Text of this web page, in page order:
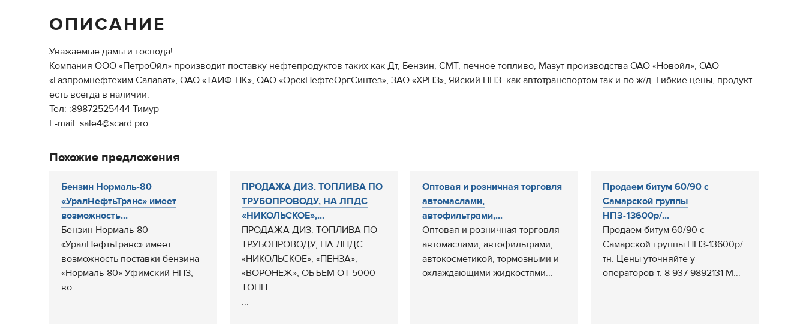
ОПИСАНИЕ
Уважаемые дамы и господа!
Компания ООО «ПетроОйл» производит поставку нефтепродуктов таких как Дт, Бензин, СМТ, печное топливо, Мазут производства ОАО «Новойл», ОАО
«Газпромнефтехим Салават», ОАО «ТАИФ-НК», ОАО «ОрскНефтеОргСинтез», ЗАО «ХРПЗ», Яйский НПЗ. как автотранспортом так и по ж/д. Гибкие цены, продукт
есть всегда в наличии.
Тел: :89872525444 Тимур
E-mail: sale4@scard.pro
Похожие предложения
Бензин Нормаль-80
«УралНефтьТранс» имеет
возможность...
Бензин Нормаль-80
«УралНефтьТранс» имеет
возможность поставки бензина
«Нормаль-80» Уфимский НПЗ,
во...
ПРОДАЖА ДИЗ. ТОПЛИВА ПО
ТРУБОПРОВОДУ, НА ЛПДС
«НИКОЛЬСКОЕ»,...
ПРОДАЖА ДИЗ. ТОПЛИВА ПО
ТРУБОПРОВОДУ, НА ЛПДС
«НИКОЛЬСКОЕ», «ПЕНЗА»,
«ВОРОНЕЖ», ОБЪЕМ ОТ 5000
ТОНН
...
Оптовая и розничная торговля
автомаслами,
автофильтрами,...
Оптовая и розничная торговля
автомаслами, автофильтрами,
автокосметикой, тормозными и
охлаждающими жидкостями...
Продаем битум 60/90 с
Самарской группы
НПЗ-13600р/...
Продаем битум 60/90 с
Самарской группы НПЗ-13600р/
тн. Цены уточняйте у
операторов т. 8 937 9892131 М...